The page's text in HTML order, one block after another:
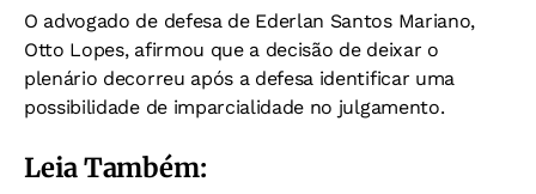
O advogado de defesa de Ederlan Santos Mariano,
Otto Lopes, afirmou que a decisão de deixar o
plenário decorreu após a defesa identificar uma
possibilidade de imparcialidade no julgamento.
Leia Também: